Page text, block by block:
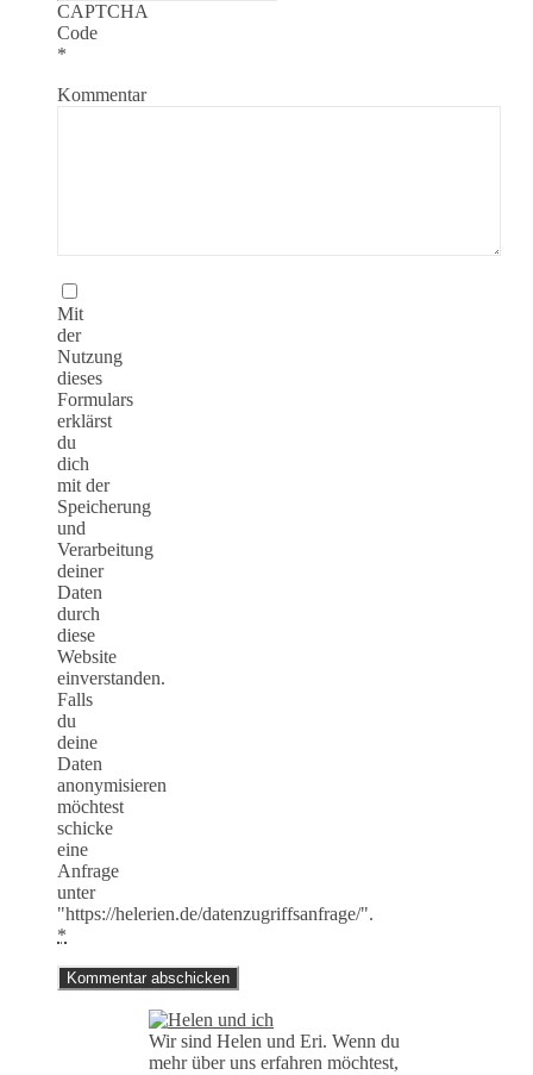
CAPTCHA
Code
*
Kommentar
Mit
der
Nutzung
dieses
Formulars
erklärst
du
dich
mit der
Speicherung
und
Verarbeitung
deiner
Daten
durch
diese
Website
einverstanden.
Falls
du
deine
Daten
anonymisieren
möchtest
schicke
eine
Anfrage
unter
"https://helerien.de/datenzugriffsanfrage/".
*
Wir sind Helen und Eri. Wenn du
mehr über uns erfahren möchtest,